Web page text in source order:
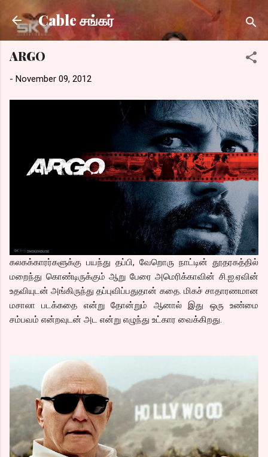
Skip to main content
Cable சங்கர்
ARGO
- November 09, 2012
கலகக்காரர்களுக்கு பயந்து தப்பி, வேறொரு நாட்டின் தூதரகத்தில்
மறைந்து கொண்டிருக்கும் ஆறு பேரை அமெரிக்காவின் சி.ஐ.ஏவின்
உதவியுடன் அங்கிருந்து தப்புவிப்பதுதான் கதை. மிகச் சாதாரணமான
மசாலா படக்கதை என்று தோன்றும் ஆனால் இது ஒரு உண்மை
சம்பவம் என்றவுடன் அட என்று எழுந்து உட்கார வைக்கிறது.